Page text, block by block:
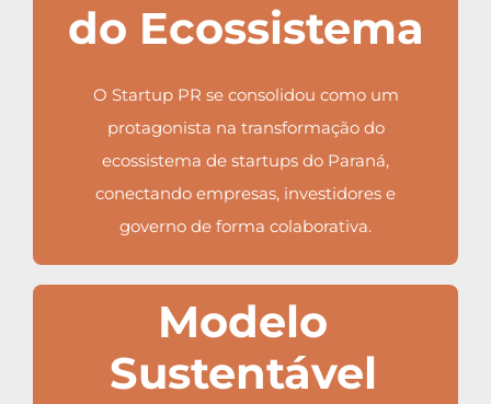
do Ecossistema
O Startup PR se consolidou como um
protagonista na transformação do
ecossistema de startups do Paraná,
conectando empresas, investidores e
governo de forma colaborativa.
Modelo
Sustentável